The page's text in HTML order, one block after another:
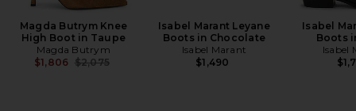
Magda Butrym Knee
High Boot in Taupe
Magda Butrym
$1,806 Previous price:
$2,075
Isabel Marant Leyane
Boots in Chocolate
Isabel Marant
$1,490
Isabel
Boots
Isabel